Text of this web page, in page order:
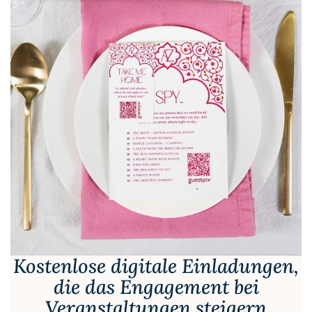
Kostenlose digitale Einladungen,
die das Engagement bei